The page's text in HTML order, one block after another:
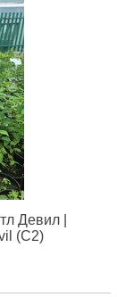
Девил |
(С2)